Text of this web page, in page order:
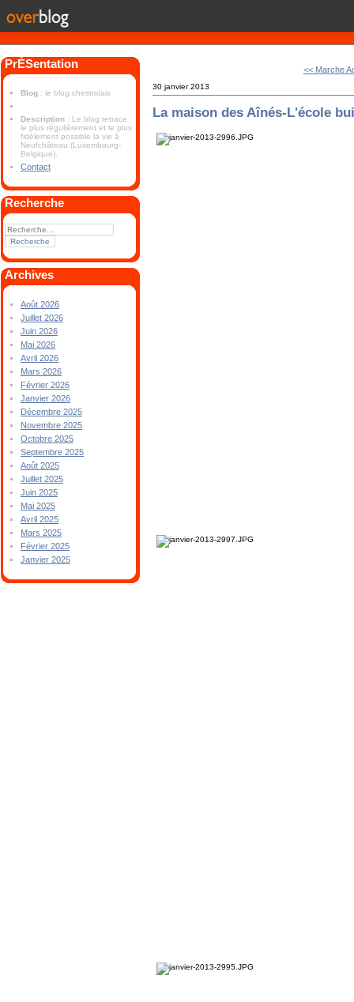
PrÉSentation
Blog : le blog chestrolais
Description : Le blog retrace
le plus régulièrement et le plus
fidèlement possible la vie à
Neufchâteau (Luxembourg-
Belgique).
Contact
Recherche
Archives
Août 2026
Juillet 2026
Juin 2026
Mai 2026
Avril 2026
Mars 2026
Février 2026
Janvier 2026
Décembre 2025
Novembre 2025
Octobre 2025
Septembre 2025
Août 2025
Juillet 2025
Juin 2025
Mai 2025
Avril 2025
Mars 2025
Février 2025
Janvier 2025
<< Marche
30 janvier 2013
La maison des Aînés-L'école